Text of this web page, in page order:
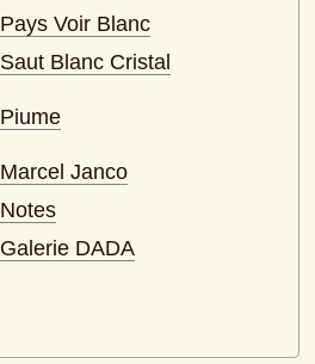
Pays Voir Blanc
Saut Blanc Cristal
Piume
Marcel Janco
Notes
Galerie DADA